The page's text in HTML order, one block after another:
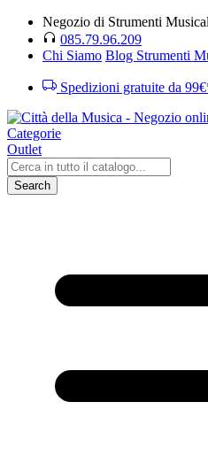
Negozio di Strumenti
085.79.96.209
Chi Siamo Blog Strumenti
Spedizioni gratuite da
Categorie
Outlet
Search